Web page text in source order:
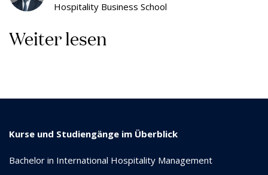
Hospitality Business School
Weiter lesen
Kurse und Studiengänge im Überblick
Bachelor in International Hospitality Management